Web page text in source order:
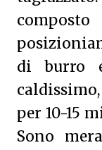
di burro
per 10-15
Sono